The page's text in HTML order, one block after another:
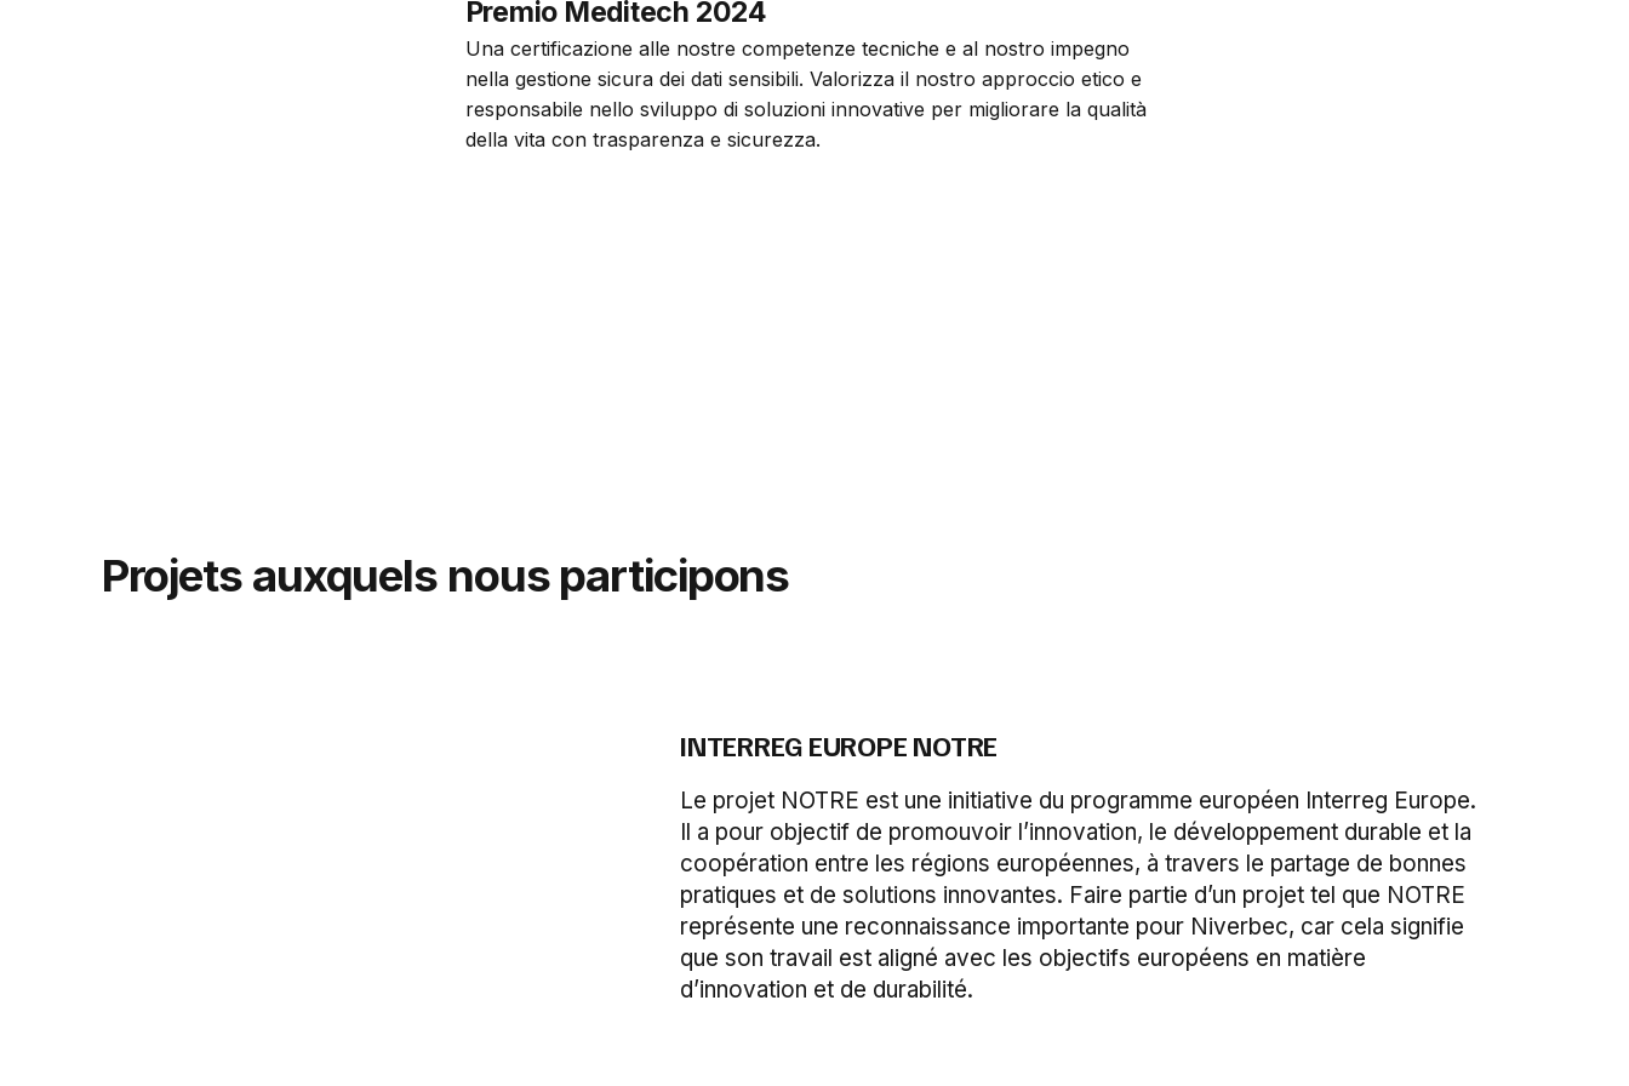
Premio Meditech 2024
Una certificazione alle nostre competenze tecniche e al nostro impegno
nella gestione sicura dei dati sensibili. Valorizza il nostro approccio etico e
responsabile nello sviluppo di soluzioni innovative per migliorare la qualità
della vita con trasparenza e sicurezza.
Projets auxquels nous participons
INTERREG EUROPE NOTRE
Le projet NOTRE est une initiative du programme européen Interreg Europe.
Il a pour objectif de promouvoir l’innovation, le développement durable et la
coopération entre les régions européennes, à travers le partage de bonnes
pratiques et de solutions innovantes. Faire partie d’un projet tel que NOTRE
représente une reconnaissance importante pour Niverbec, car cela signifie
que son travail est aligné avec les objectifs européens en matière
d’innovation et de durabilité.